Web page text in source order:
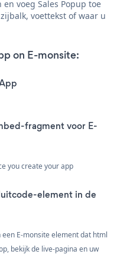
voeg Sales Popup toe
voettekst of waar u
on E-monsite:
fragment voor E-
you create your app
element in de
E-monsite element dat html
bekijk de live-pagina en uw